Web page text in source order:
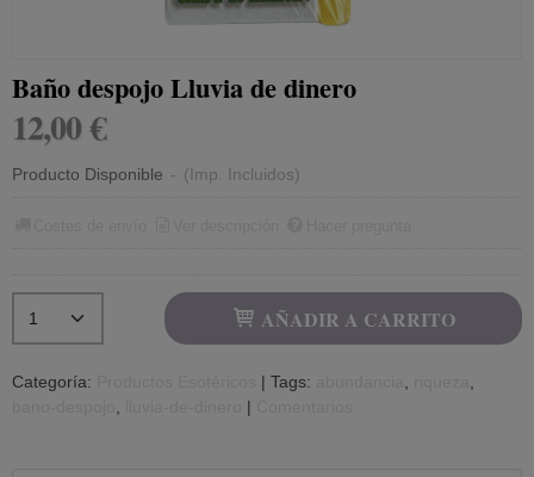
Baño despojo Lluvia de dinero
12,00 €
Producto Disponible - (Imp. Incluidos)
AÑADIR A CARRITO
Categoría: | Tags:
|